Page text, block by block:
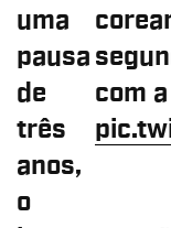
uma
pausa
de
três
anos,
o
com